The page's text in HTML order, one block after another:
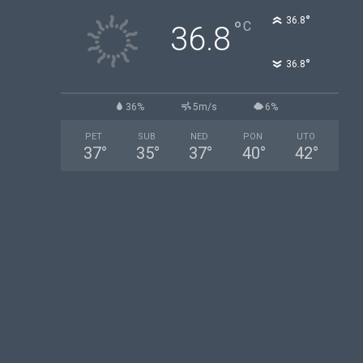
36.8 °C 36.8°
36.8°
36% 5m/s 6%
PET
37°
SUB
35°
NED
37°
PON
40°
UTO
42°